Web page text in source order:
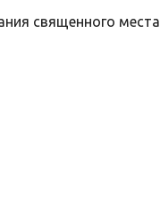
священного места